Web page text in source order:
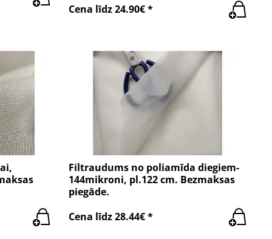
Cena līdz 24.90€ *
Filtraudums no poliamīda diegiem-
144mikroni, pl.122 cm. Bezmaksas
piegāde.
Cena līdz 28.44€ *